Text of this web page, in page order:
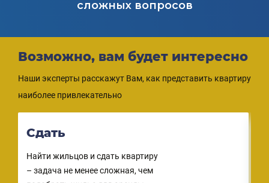
сложных вопросов
Возможно, вам будет интересно
Наши эксперты расскажут Вам, как представить квартиру
наиболее привлекательно
Обменять
Найти жильцов и сдать квартиру
– задача не менее сложная, чем